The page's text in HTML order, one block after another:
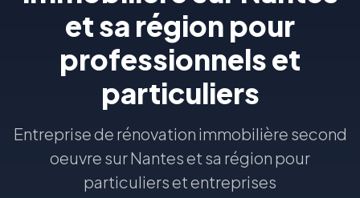
et sa région pour
professionnels et
particuliers
Entreprise de rénovation immobilière second
oeuvre sur Nantes et sa région pour
particuliers et entreprises